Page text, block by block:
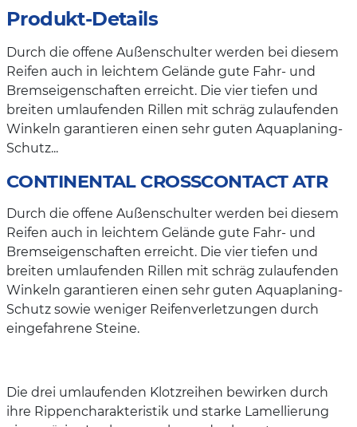
Produkt-Details
Durch die offene Außenschulter werden bei diesem
Reifen auch in leichtem Gelände gute Fahr- und
Bremseigenschaften erreicht. Die vier tiefen und
breiten umlaufenden Rillen mit schräg zulaufenden
Winkeln garantieren einen sehr guten Aquaplaning-
Schutz...
CONTINENTAL CROSSCONTACT ATR
Durch die offene Außenschulter werden bei diesem
Reifen auch in leichtem Gelände gute Fahr- und
Bremseigenschaften erreicht. Die vier tiefen und
breiten umlaufenden Rillen mit schräg zulaufenden
Winkeln garantieren einen sehr guten Aquaplaning-
Schutz sowie weniger Reifenverletzungen durch
eingefahrene Steine.
Die drei umlaufenden Klotzreihen bewirken durch
ihre Rippencharakteristik und starke Lamellierung